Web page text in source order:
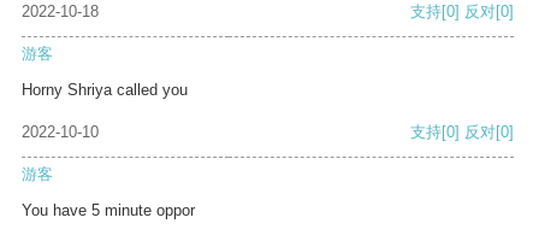
2022-10-18 支持[0] 反对[0]
游客
Horny Shriya called you
2022-10-10 支持[0] 反对[0]
游客
You have 5 minute oppor